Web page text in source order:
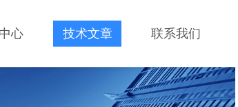
心 技术文章 联系我们